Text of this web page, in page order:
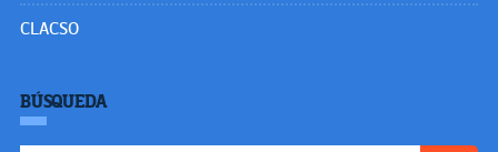
CLACSO
BÚSQUEDA